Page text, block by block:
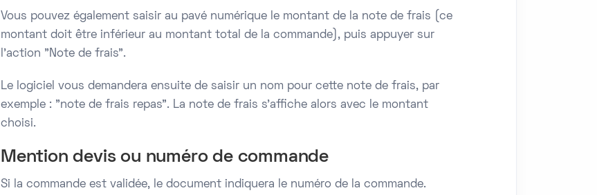
Vous pouvez également saisir au pavé numérique le montant de la note de frais (ce
montant doit être inférieur au montant total de la commande), puis appuyer sur
l’action "Note de frais".
Le logiciel vous demandera ensuite de saisir un nom pour cette note de frais, par
exemple : "note de frais repas". La note de frais s’affiche alors avec le montant
choisi.
Mention devis ou numéro de commande
Si la commande est validée, le document indiquera le numéro de la commande.